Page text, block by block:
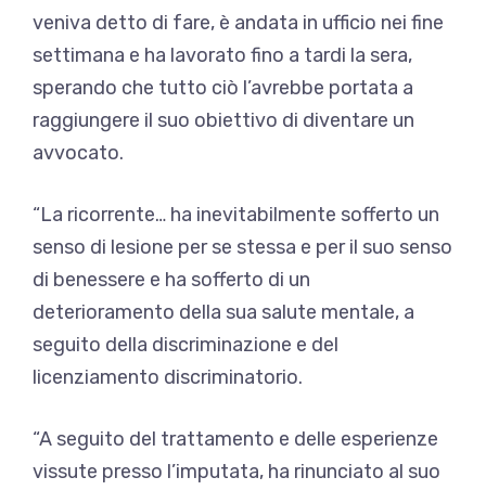
veniva detto di fare, è andata in ufficio nei fine
settimana e ha lavorato fino a tardi la sera,
sperando che tutto ciò l’avrebbe portata a
raggiungere il suo obiettivo di diventare un
avvocato.
“La ricorrente… ha inevitabilmente sofferto un
senso di lesione per se stessa e per il suo senso
di benessere e ha sofferto di un
deterioramento della sua salute mentale, a
seguito della discriminazione e del
licenziamento discriminatorio.
“A seguito del trattamento e delle esperienze
vissute presso l’imputata, ha rinunciato al suo